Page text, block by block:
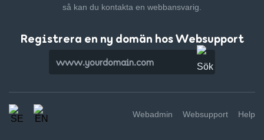
så kan du kontakta en webbansvarig.
Registrera en ny domän hos Websupport
Webadmin Websupport Help